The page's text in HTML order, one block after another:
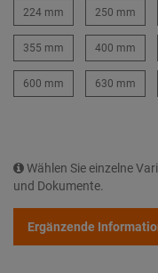
224 mm 250 mm
355 mm 400 mm
600 mm 630 mm
Wählen Sie einzelne
und Dokumente.
Ergänzende